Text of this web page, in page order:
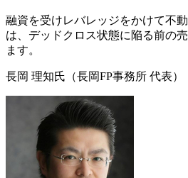
融資を受けレバレッジをかけて不
は、デッドクロス状態に陥る前の
ます。
長岡 理知氏（長岡FP事務所 代表）